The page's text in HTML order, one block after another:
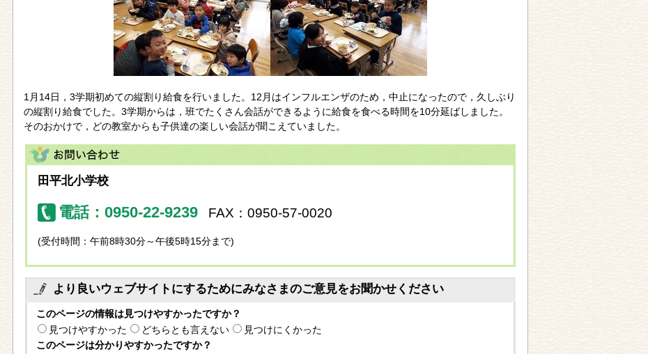
1月14日，3学期初めての縦割り給食を行いました。12月はインフルエンザのため，中止になったので，久しぶり
の縦割り給食でした。3学期からは，班でたくさん会話ができるように給食を食べる時間を10分延ばしました。
そのおかけで，どの教室からも子供達の楽しい会話が聞こえていました。
田平北小学校
電話：0950-22-9239 FAX：0950-57-0020
(受付時間：午前8時30分～午後5時15分まで)
より良いウェブサイトにするためにみなさまのご意見をお聞かせください
このページの情報は見つけやすかったですか？
見つけやすかった
どちらとも言えない
見つけにくかった
このページは分かりやすかったですか？